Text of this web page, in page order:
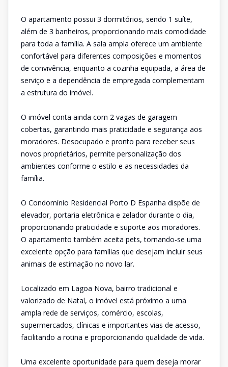
O apartamento possui 3 dormitórios, sendo 1 suíte,
além de 3 banheiros, proporcionando mais comodidade
para toda a família. A sala ampla oferece um ambiente
confortável para diferentes composições e momentos
de convivência, enquanto a cozinha equipada, a área de
serviço e a dependência de empregada complementam
a estrutura do imóvel.
O imóvel conta ainda com 2 vagas de garagem
cobertas, garantindo mais praticidade e segurança aos
moradores. Desocupado e pronto para receber seus
novos proprietários, permite personalização dos
ambientes conforme o estilo e as necessidades da
família.
O Condomínio Residencial Porto D Espanha dispõe de
elevador, portaria eletrônica e zelador durante o dia,
proporcionando praticidade e suporte aos moradores.
O apartamento também aceita pets, tornando-se uma
excelente opção para famílias que desejam incluir seus
animais de estimação no novo lar.
Localizado em Lagoa Nova, bairro tradicional e
valorizado de Natal, o imóvel está próximo a uma
ampla rede de serviços, comércio, escolas,
supermercados, clínicas e importantes vias de acesso,
facilitando a rotina e proporcionando qualidade de vida.
Uma excelente oportunidade para quem deseja morar